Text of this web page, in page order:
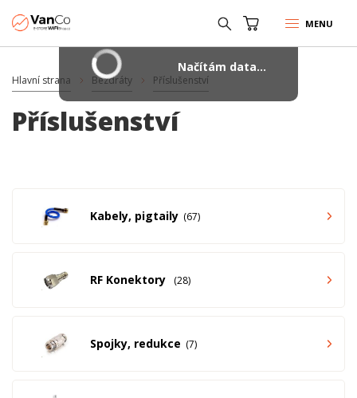
MENU
Hlavní strana Bezdráty Příslušenství
Příslušenství
Kabely, pigtaily 67
RF Konektory 28
Spojky, redukce 7
Načítám data...